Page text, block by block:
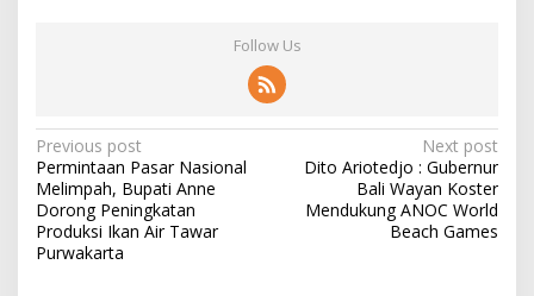
Follow Us
Post
navigation
Previous post
Permintaan Pasar Nasional
Melimpah, Bupati Anne
Dorong Peningkatan
Produksi Ikan Air Tawar
Purwakarta
Next post
Dito Ariotedjo : Gubernur
Bali Wayan Koster
Mendukung ANOC World
Beach Games